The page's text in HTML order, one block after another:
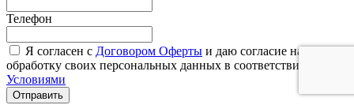
Телефон
Я согласен с Договором Оферты и даю согласие на
обработку своих персональных данных в соответствии с
Условиями
Отправить